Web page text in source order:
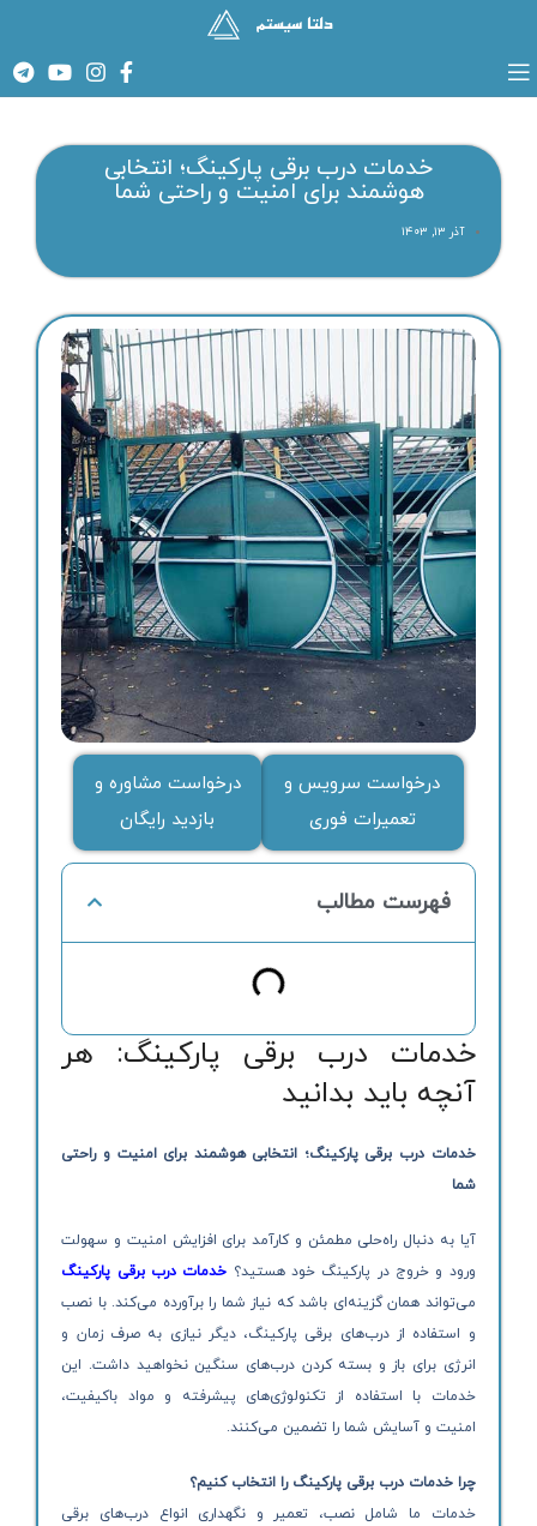
خدمات درب برقی پارکینگ؛ انتخابی
هوشمند برای امنیت و راحتی شما
آذر ۱۳, ۱۴۰۳
درخواست سرویس و
تعمیرات فوری
درخواست مشاوره و
بازدید رایگان
فهرست مطالب
خدمات درب برقی پارکینگ: هر
آنچه باید بدانید
خدمات درب برقی پارکینگ؛ انتخابی هوشمند برای امنیت و راحتی
شما
آیا به دنبال راه‌حلی مطمئن و کارآمد برای افزایش امنیت و سهولت
ورود و خروج در پارکینگ خود هستید؟ خدمات درب برقی پارکینگ
می‌تواند همان گزینه‌ای باشد که نیاز شما را برآورده می‌کند. با نصب
و استفاده از درب‌های برقی پارکینگ، دیگر نیازی به صرف زمان و
انرژی برای باز و بسته کردن درب‌های سنگین نخواهید داشت. این
خدمات با استفاده از تکنولوژی‌های پیشرفته و مواد باکیفیت،
امنیت و آسایش شما را تضمین می‌کنند.
چرا خدمات درب برقی پارکینگ را انتخاب کنیم؟
خدمات ما شامل نصب، تعمیر و نگهداری انواع درب‌های برقی